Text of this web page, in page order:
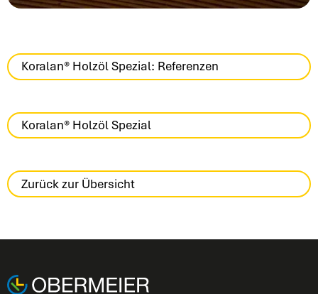
Koralan® Holzöl Spezial: Referenzen
Koralan® Holzöl Spezial
Zurück zur Übersicht